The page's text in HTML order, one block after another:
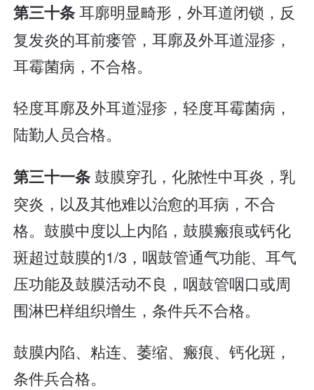
第三十条耳廓明显畸形，外耳道闭锁，反
复发炎的耳前瘘管，耳廓及外耳道湿疹，
耳霉菌病，不合格。
轻度耳廓及外耳道湿疹，轻度耳霉菌病，
陆勤人员合格。
第三十一条鼓膜穿孔，化脓性中耳炎，乳
突炎，以及其他难以治愈的耳病，不合
格。鼓膜中度以上内陷，鼓膜瘢痕或钙化
斑超过鼓膜的1/3，咽鼓管通气功能、耳气
压功能及鼓膜活动不良，咽鼓管咽口或周
围淋巴样组织增生，条件兵不合格。
鼓膜内陷、粘连、萎缩、瘢痕、钙化斑，
条件兵合格。